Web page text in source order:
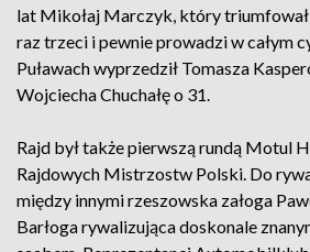
lat Mikołaj Marczyk, który triumfował
raz trzeci i pewnie prowadzi w całym
Puławach wyprzedził Tomasza
Wojciecha Chuchałę o 31.
Rajd był także pierwszą rundą Motul
Rajdowych Mistrzostw Polski. Do
między innymi rzeszowska załoga
Barłoga rywalizująca doskonale